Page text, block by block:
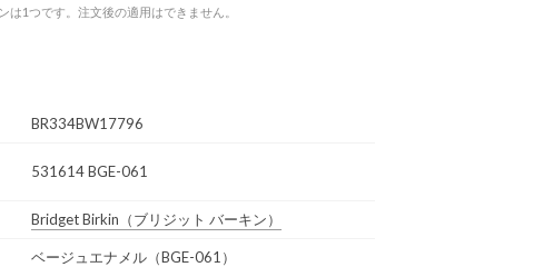
1つです。注文後の適用はできません。
BR334BW17796
531614 BGE-061
Bridget Birkin （ブリジット バーキン）
ベージュエナメル（BGE-061）